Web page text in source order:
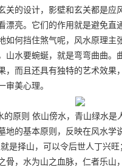
关的设计，影壁和玄关都是应
漂亮。它们的作用就是避免直
如何挡住煞气呢，风水原理主张
山水要蜿蜒，就是弯弯曲曲。
，而且还具有独特的艺术效果
审美心理。
的原则 依山傍水，青山绿水是
地的基本原则，反映在风水学
是择山，可以令后世人丁兴
骨，水为山之血脉，仁者乐山